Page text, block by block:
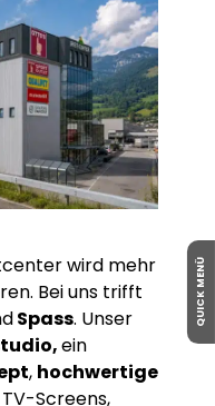
wird mehr
Bei uns trifft
Spass. Unser
ein
, hochwertige
Screens,
QUICK MENÜ